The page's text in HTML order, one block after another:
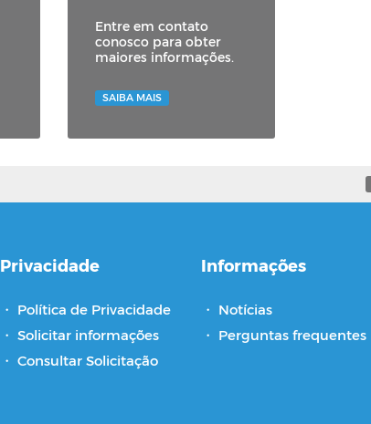
Entre em contato
conosco para obter
maiores informações.
SAIBA MAIS
Privacidade
・ Política de Privacidade
・ Solicitar informações
・ Consultar Solicitação
Informações
・ Notícias
・ Perguntas frequentes